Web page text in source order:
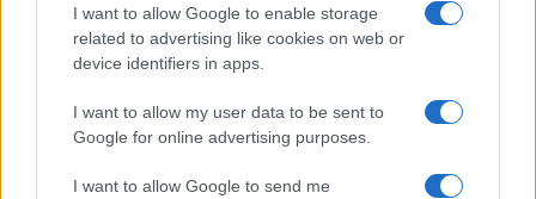
I want to allow Google to enable storage
related to advertising like cookies on web or
device identifiers in apps.
I want to allow my user data to be sent to
Google for online advertising purposes.
I want to allow Google to send me
Przejdźmy więc do odpowiedzi na kluczowe
pytanie: czy Dacia Duster ma sens?
Teraz bardziej niż kiedykolwiek, ale nie w każdej wersji -
choć tutaj wiele zależy od potrzeb i oczekiwań
kupującego.